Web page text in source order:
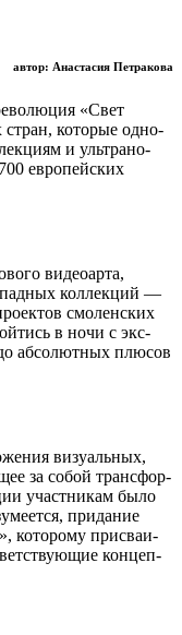
автор: Ана­ста­сия Пет­ра­кова
«Свет
стран, кото­рые одно­
и уль­тра­но­
евро­пей­ских
видео­арта,
кол­лек­ций —
смо­лен­ских
в ночи с экс­
абсо­лют­ных плю­сов
визу­аль­ных,
за собой транс­фор­
участ­ни­кам было
при­да­ние
кото­рому при­сва­и­
кон­цеп­